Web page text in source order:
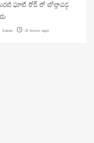
ఘాట్ రోడ్ లో బోల్తాపడ్డ
Eswar 21 hours ago